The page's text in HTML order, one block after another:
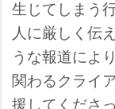
生じてしまう
人に厳しく伝
うな報道によ
関わるクライ
援してくださ